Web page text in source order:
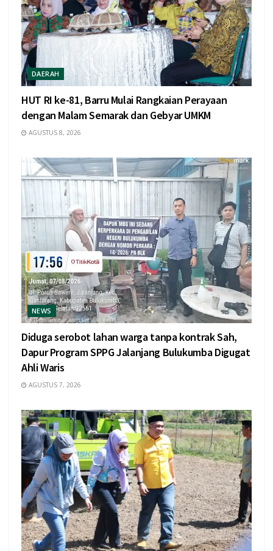
DAERAH
HUT RI ke-81, Barru Mulai Rangkaian Perayaan
dengan Malam Semarak dan Gebyar UMKM
AGUSTUS 8, 2026
NEWS
Diduga serobot lahan warga tanpa kontrak Sah,
Dapur Program SPPG Jalanjang Bulukumba Digugat
Ahli Waris
AGUSTUS 7, 2026